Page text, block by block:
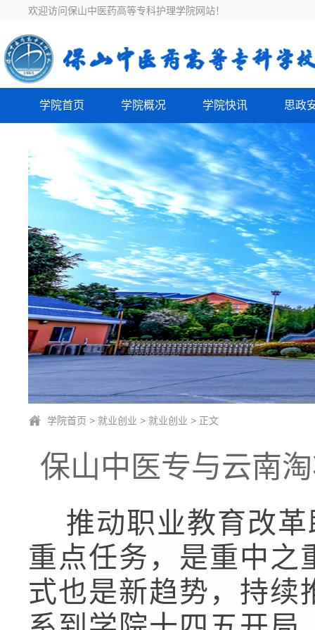
欢迎访问保山中医药高等专科护理学院网站！
学院首页 学院概况 学院快讯 思政
学院首页 > 就业创业 > 就业创业 > 正文
保山中医专与云南
推动职业教育改
重点任务，是重中之
式也是新趋势，持续